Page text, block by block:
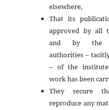
elsewhere,
That its
approved by all
and by the
authorities –
– of the
work has been
They secure
reproduce any